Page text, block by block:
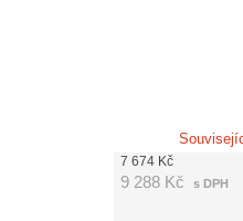
7 674 Kč
9 288 Kč s DPH